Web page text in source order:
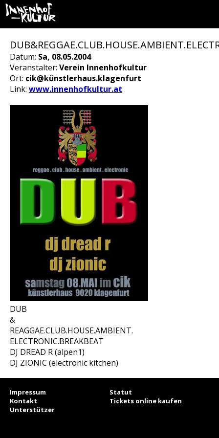
Datum: Sa, 08.05.2004
Veranstalter: Verein Innenhofkultur
Ort: cik@künstlerhaus.klagenfurt
Link: www.innenhofkultur.at
DUB
&
REAGGAE.CLUB.HOUSE.AMBIENT.
ELECTRONIC.BREAKBEAT
DJ DREAD R (alpen1)
DJ ZIONIC (electronic kitchen)
Impressum
Statut
Kontakt
Tickets online kaufen
Unterstützer